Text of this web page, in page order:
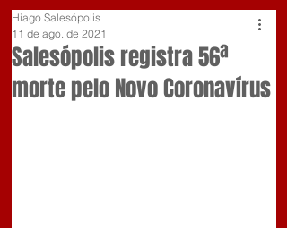
Salesópolis registra 56ª
morte pelo Novo Coronavírus
Hiago Salesópolis
11 de ago. de 2021